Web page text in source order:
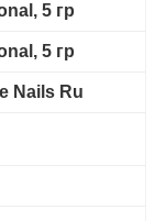
5 гр
5 гр
Nails Ru